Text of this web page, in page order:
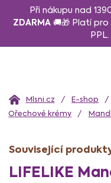
Při nákupu nad
ZDARMA 🚚🎁 Platí
PPL.
Domů E-shop
Ořechové krémy
LIFELIKE
Související